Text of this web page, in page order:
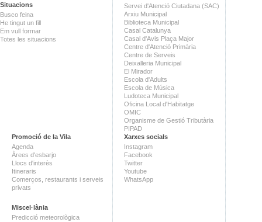
Situacions
Busco feina
He tingut un fill
Em vull formar
Totes les situacions
Servei d'Atenció Ciutadana (SAC)
Arxiu Municipal
Biblioteca Municipal
Casal Catalunya
Casal d'Avis Plaça Major
Centre d'Atenció Primària
Centre de Serveis
Deixalleria Municipal
El Mirador
Escola d'Adults
Escola de Música
Ludoteca Municipal
Oficina Local d'Habitatge
OMIC
Organisme de Gestió Tributària
PIPAD
Promoció de la Vila
Agenda
Àrees d'esbarjo
Llocs d'interès
Itineraris
Comerços, restaurants i serveis
privats
Miscel·lània
Predicció meteorològica
Xarxes socials
Instagram
Facebook
Twitter
Youtube
WhatsApp